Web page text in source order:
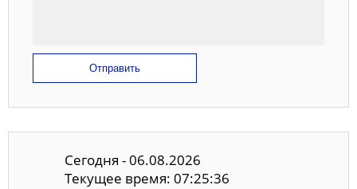
Отправить
Сегодня - 06.08.2026
Текущее время: 07:25:36